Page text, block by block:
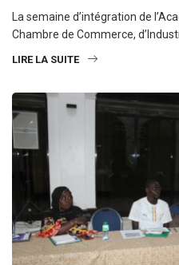
La semaine d’intégration de
Chambre de Commerce,
LIRE LA SUITE